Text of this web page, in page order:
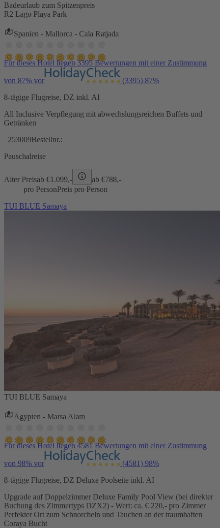
Badeurlaub zum Spitzenpreis
R2 Lago Playa Park
Spanien - Mallorca - Cala Ratjada
Für dieses Hotel liegen 3395 Bewertungen mit einer Zustimmung
von 87% vor (3395) 87%
8-tägige Flugreise, DZ inkl. AI
All Inclusive Verpflegung mit abwechslungsreichen Buffets und
Getränken
253009Bestellnr.:
Pauschalreise
Alter Preisab €1.099,- ab €788,-
pro PersonPreis pro Person
TUI BLUE Samaya
TUI BLUE Samaya
Ägypten - Marsa Alam
Für dieses Hotel liegen 4581 Bewertungen mit einer Zustimmung
von 98% vor (4581) 98%
8-tägige Flugreise, DZ Deluxe Poolseite inkl. AI
Upgrade auf Doppelzimmer Deluxe Family Pool View (bei direkter
Buchung des Zimmertyps DZX2) - Wert: ca. € 220,- pro Zimmer
Perfekter Ort zum Schnorcheln und Tauchen an der traumhaften
Coraya Bucht